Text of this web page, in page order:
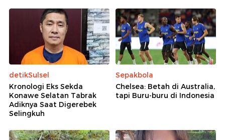
detikSulsel
Kronologi Eks Sekda
Konawe Selatan Tabrak
Adiknya Saat Digerebek
Selingkuh
Sepakbola
Chelsea: Betah di Australia,
tapi Buru-buru di Indonesia